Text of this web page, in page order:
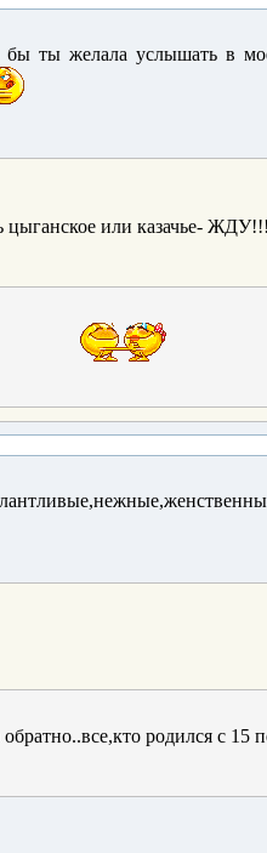
ты желала услышать в
цыганское или казачье- ЖДУ!!!
родился с 15